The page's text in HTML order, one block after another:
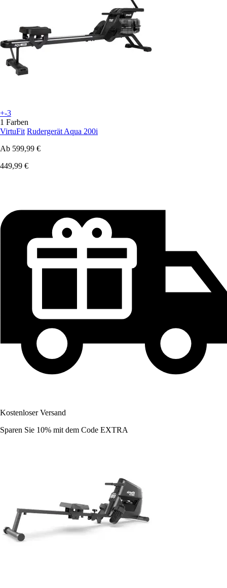
+-3
1 Farben
VirtuFit Rudergerät Aqua 200i
Ab 599,99 €
449,99 €
Kostenloser Versand
Sparen Sie 10% mit dem Code EXTRA